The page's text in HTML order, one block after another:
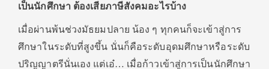
เป็นนักศึกษา ต้องเสียภาษีสังคมอะไรบ้าง
เมื่อผ่านพ้นช่วงมัธยมปลาย น้อง ๆ ทุกคนก็จะเข้าสู่การ
ศึกษาในระดับที่สูงขึ้น นั่นก็คือระดับอุดมศึกษาหรือระดับ
ปริญญาตรีนั่นเอง แต่เอ๋… เมื่อก้าวเข้าสู่การเป็นนักศึกษา